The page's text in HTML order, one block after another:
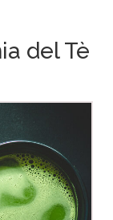
del Tè